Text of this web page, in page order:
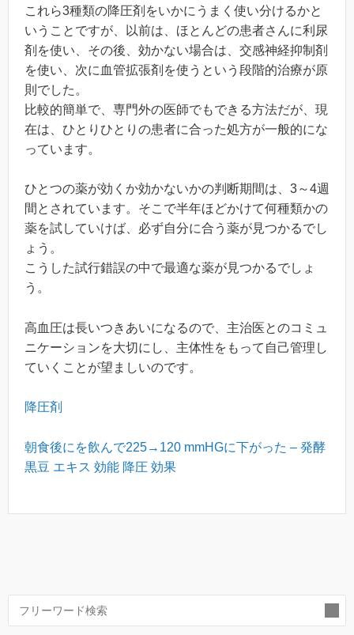
これら3種類の降圧剤をいかにうまく使い分けるかと
いうことですが、以前は、ほとんどの患者さんに利尿
剤を使い、その後、効かない場合は、交感神経抑制剤
を使い、次に血管拡張剤を使うという段階的治療が原
則でした。
比較的簡単で、専門外の医師でもできる方法だが、現
在は、ひとりひとりの患者に合った処方が一般的にな
っています。
ひとつの薬が効くか効かないかの判断期間は、3～4週
間とされています。そこで半年ほどかけて何種類かの
薬を試していけば、必ず自分に合う薬が見つかるでし
ょう。
こうした試行錯誤の中で最適な薬が見つかるでしょ
う。
高血圧は長いつきあいになるので、主治医とのコミュ
ニケーションを大切にし、主体性をもって自己管理し
ていくことが望ましいのです。
降圧剤
朝食後にを飲んで225→120 mmHGに下がった – 発酵
黒豆 エキス 効能 降圧 効果